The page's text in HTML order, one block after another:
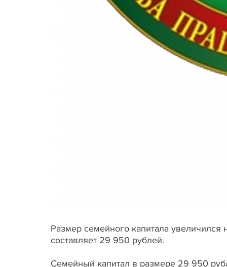
Размер семейного капитала увеличился
составляет 29 950 рублей.
Семейный капитал в размере 29 950